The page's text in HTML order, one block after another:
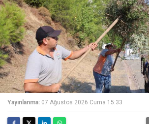
Yayınlanma: 07 Ağustos 2026 Cuma 15:33